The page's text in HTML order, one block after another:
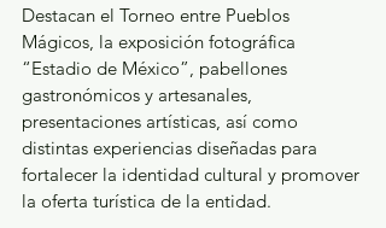
Destacan el Torneo entre Pueblos
Mágicos, la exposición fotográfica
“Estadio de México”, pabellones
gastronómicos y artesanales,
presentaciones artísticas, así como
distintas experiencias diseñadas para
fortalecer la identidad cultural y promover
la oferta turística de la entidad.